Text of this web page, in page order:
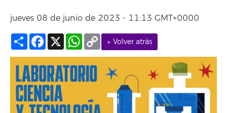
jueves 08 de junio de 2023 - 11:13 GMT+0000
← Volver atrás
Compartir
Facebook
X WhatsApp
Copy
Link